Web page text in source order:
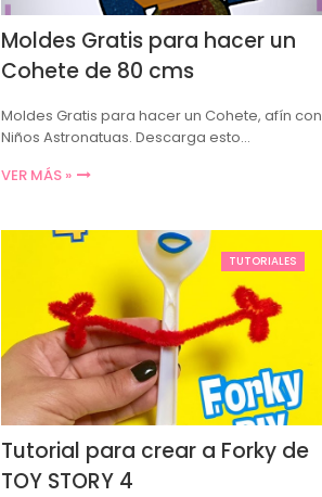
Moldes Gratis para hacer un
Cohete de 80 cms
Moldes Gratis para hacer un Cohete, afín con
Niños Astronatuas. Descarga esto…
VER MÁS »
TUTORIALES
Tutorial para crear a Forky de
TOY STORY 4